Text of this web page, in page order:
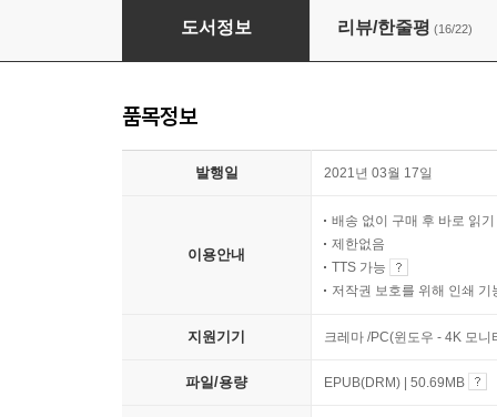
잘 자요 엄마
도서정보 리뷰/한줄평 (16/22)
품목정보
발행일 2021년 03월 17일
이용안내
배송 없이 구매 후 바로 읽기
제한없음
TTS 가능
저작권 보호를 위해 인쇄 기
지원기기 크레마 /PC(윈도우 - 4K 모
파일/용량 EPUB(DRM) | 50.69MB